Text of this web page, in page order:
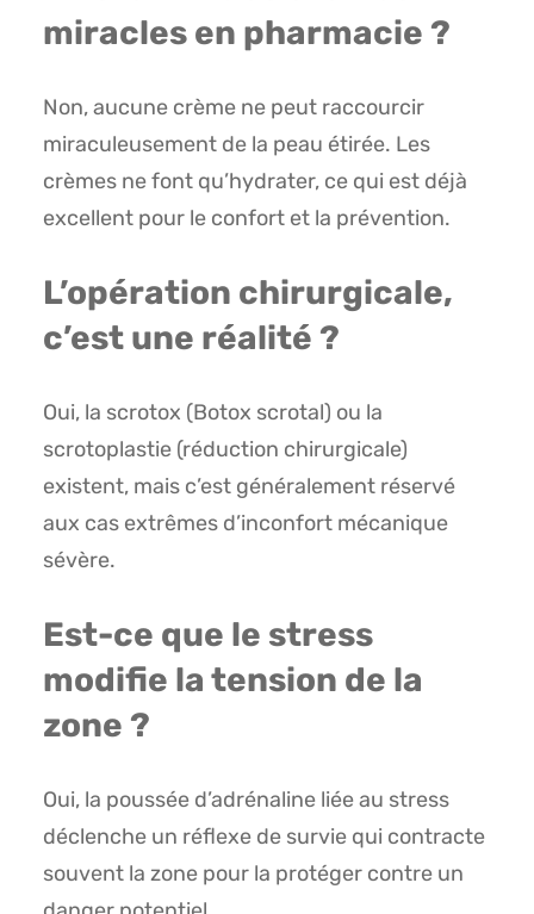
miracles en pharmacie ?
Non, aucune crème ne peut raccourcir
miraculeusement de la peau étirée. Les
crèmes ne font qu’hydrater, ce qui est déjà
excellent pour le confort et la prévention.
L’opération chirurgicale,
c’est une réalité ?
Oui, la scrotox (Botox scrotal) ou la
scrotoplastie (réduction chirurgicale)
existent, mais c’est généralement réservé
aux cas extrêmes d’inconfort mécanique
sévère.
Est-ce que le stress
modifie la tension de la
zone ?
Oui, la poussée d’adrénaline liée au stress
déclenche un réflexe de survie qui contracte
souvent la zone pour la protéger contre un